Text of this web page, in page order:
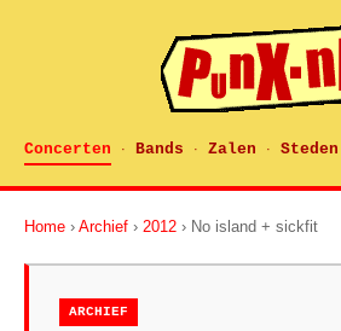
Concerten · Bands · Zalen · Steden
Home › Archief › 2012 › No island + sickfit
ARCHIEF